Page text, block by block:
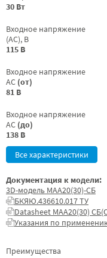
30 Вт
Входное напряжение
(AC), В
115 В
Входное напряжение
AC (от)
81 В
Входное напряжение
AC (до)
138 В
Все характеристики
Преимущества
Документация к модели:
3D-модель МАА20(30)-СБ
БКЯЮ.436610.017 ТУ
Datasheet МАА20(30)
Указания по